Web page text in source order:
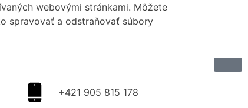
webovými stránkami. Môžete
spravovať a odstraňovať súbory
+421 905 815 178